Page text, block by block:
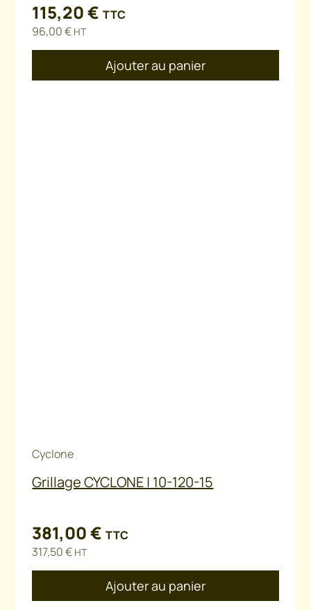
115,20€ TTC
96,00€ HT
Ajouter au panier
Cyclone
Grillage CYCLONE | 10-120-15
381,00€ TTC
317,50€ HT
Ajouter au panier